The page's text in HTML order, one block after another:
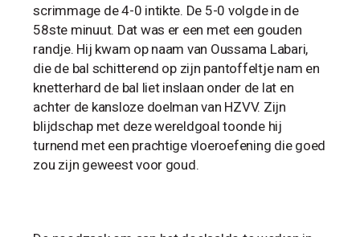
scrimmage de 4-0 intikte. De 5-0 volgde in de
58ste minuut. Dat was er een met een gouden
randje. Hij kwam op naam van Oussama Labari,
die de bal schitterend op zijn pantoffeltje nam en
knetterhard de bal liet inslaan onder de lat en
achter de kansloze doelman van HZVV. Zijn
blijdschap met deze wereldgoal toonde hij
turnend met een prachtige vloeroefening die goed
zou zijn geweest voor goud.